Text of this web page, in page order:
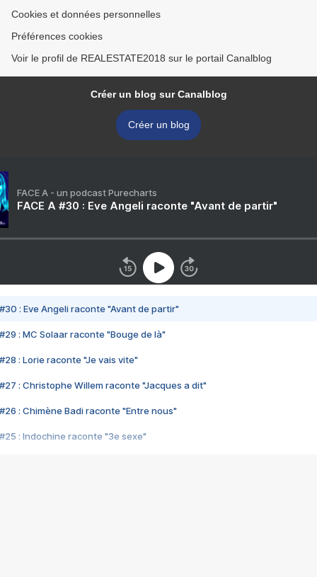
Cookies et données personnelles
Préférences cookies
Voir le profil de REALESTATE2018 sur le portail Canalblog
Créer un blog sur Canalblog
Créer un blog
FACE A - un podcast Purecharts
FACE A #30 : Eve Angeli raconte "Avant de partir"
#30 : Eve Angeli raconte "Avant de partir"
#29 : MC Solaar raconte "Bouge de là"
#28 : Lorie raconte "Je vais vite"
#27 : Christophe Willem raconte "Jacques a dit"
#26 : Chimène Badi raconte "Entre nous"
#25 : Indochine raconte "3e sexe"